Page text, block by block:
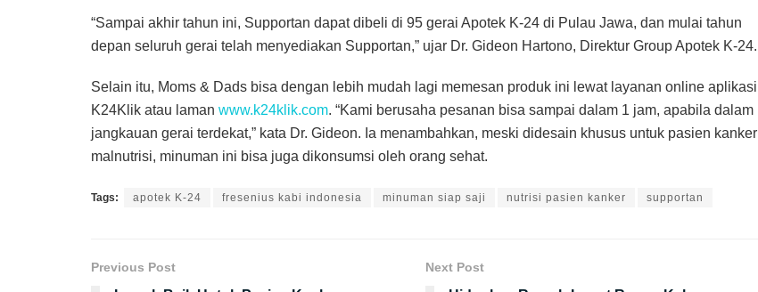
“Sampai akhir tahun ini, Supportan dapat dibeli di 95 gerai Apotek K-24 di Pulau Jawa, dan mulai tahun
depan seluruh gerai telah menyediakan Supportan,” ujar Dr. Gideon Hartono, Direktur Group Apotek K-24.
Selain itu, Moms & Dads bisa dengan lebih mudah lagi memesan produk ini lewat layanan online aplikasi
K24Klik atau laman www.k24klik.com. “Kami berusaha pesanan bisa sampai dalam 1 jam, apabila dalam
jangkauan gerai terdekat,” kata Dr. Gideon. Ia menambahkan, meski didesain khusus untuk pasien kanker
malnutrisi, minuman ini bisa juga dikonsumsi oleh orang sehat.
Tags: apotek K-24 fresenius kabi indonesia minuman siap saji nutrisi pasien kanker supportan
Previous Post Next Post